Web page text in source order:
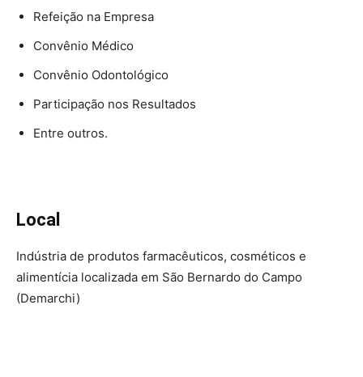
Refeição na Empresa
Convênio Médico
Convênio Odontológico
Participação nos Resultados
Entre outros.
Local
Indústria de produtos farmacêuticos, cosméticos e
alimentícia localizada em São Bernardo do Campo
(Demarchi)